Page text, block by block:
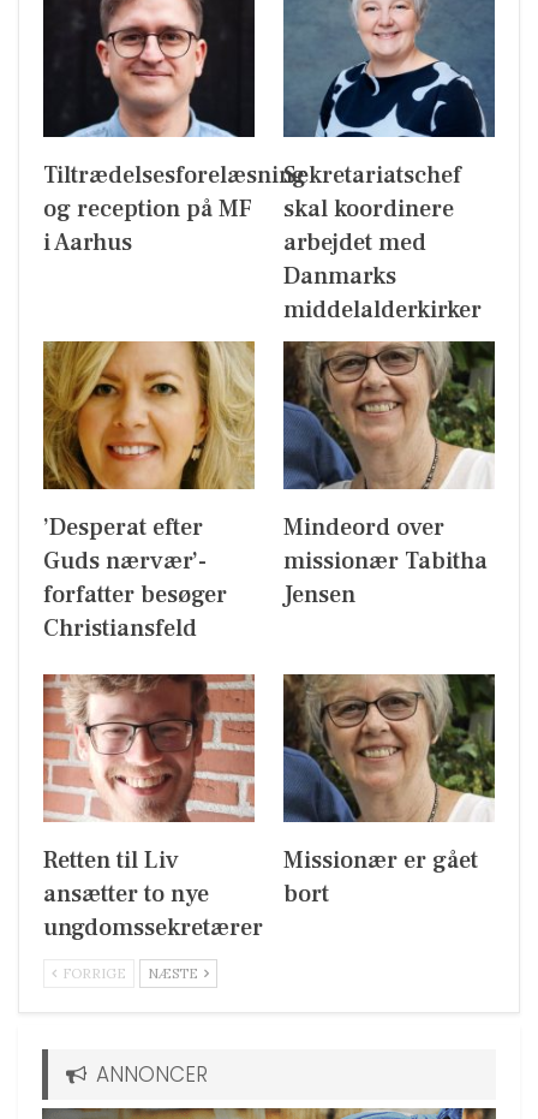
Tiltrædelsesforelæsning
og reception på MF
i Aarhus
Sekretariatschef
skal koordinere
arbejdet med
Danmarks
middelalderkirker
’Desperat efter
Guds nærvær’-
forfatter besøger
Christiansfeld
Mindeord over
missionær Tabitha
Jensen
Retten til Liv
ansætter to nye
ungdomssekretærer
Missionær er gået
bort
FORRIGE NÆSTE
ANNONCER